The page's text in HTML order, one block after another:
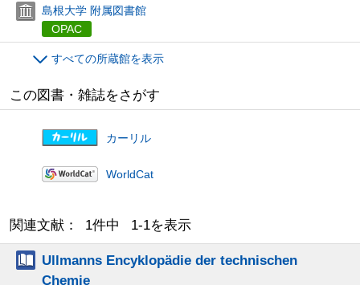
島根大学 附属図書館
OPAC
すべての所蔵館を表示
この図書・雑誌をさがす
カーリル
WorldCat
関連文献： 1件中 1-1を表示
Ullmanns Encyklopädie der technischen
Chemie